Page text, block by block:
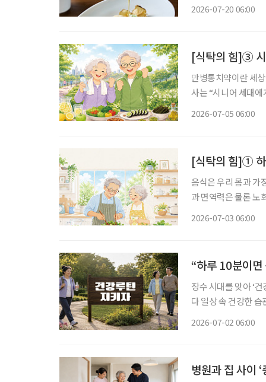
2026-07-20 06:00
[식탁의 힘]③ 시
만병통치약이란 세
사는 “시니어 세대
2026-07-05 06:00
[식탁의 힘]① 하
음식은 우리 몸과 가
과 면역력은 물론 노
2026-07-03 06:00
“하루 10분이면
장수 시대를 맞아 ‘
다 일상 속 건강한
2026-07-02 06:00
병원과 집 사이